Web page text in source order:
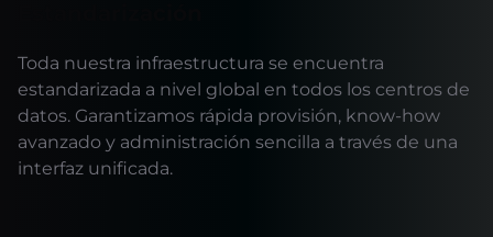
Toda nuestra infraestructura se encuentra
estandarizada a nivel global en todos los centros de
datos. Garantizamos rápida provisión, know-how
avanzado y administración sencilla a través de una
interfaz unificada.